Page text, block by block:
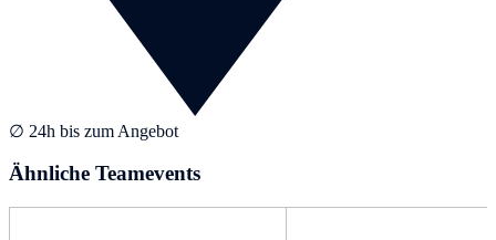
∅ 24h bis zum Angebot
Ähnliche Teamevents